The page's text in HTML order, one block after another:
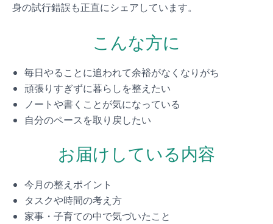
身の試行錯誤も正直にシェアしています。
こんな方に
毎日やることに追われて余裕がなくなりがち
頑張りすぎずに暮らしを整えたい
ノートや書くことが気になっている
自分のペースを取り戻したい
お届けしている内容
今月の整えポイント
タスクや時間の考え方
家事・子育ての中で気づいたこと